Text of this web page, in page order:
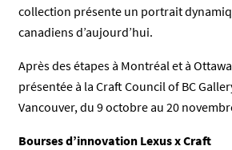
collection présente un portrait
canadiens d’aujourd’hui.
Après des étapes à Montréal et à
présentée à la Craft Council of BC
Vancouver, du 9 octobre au 20
Bourses d’innovation Lexus x Craft